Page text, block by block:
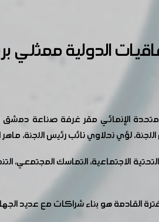
الدولية ممثلي
الإنمائي مقر غرفة صناعة
لؤي نحلاوي نائب رئيس اللجنة، ماهر
الاجتماعية، التماسك المجتمعي،
القادمة هو بناء شراكات مع